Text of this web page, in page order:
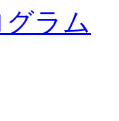
ラム